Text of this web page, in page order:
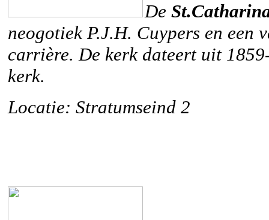
De
neogotiek P.J.H. Cuypers en een
carrière. De kerk dateert uit
kerk.
Locatie: Stratumseind ​​2